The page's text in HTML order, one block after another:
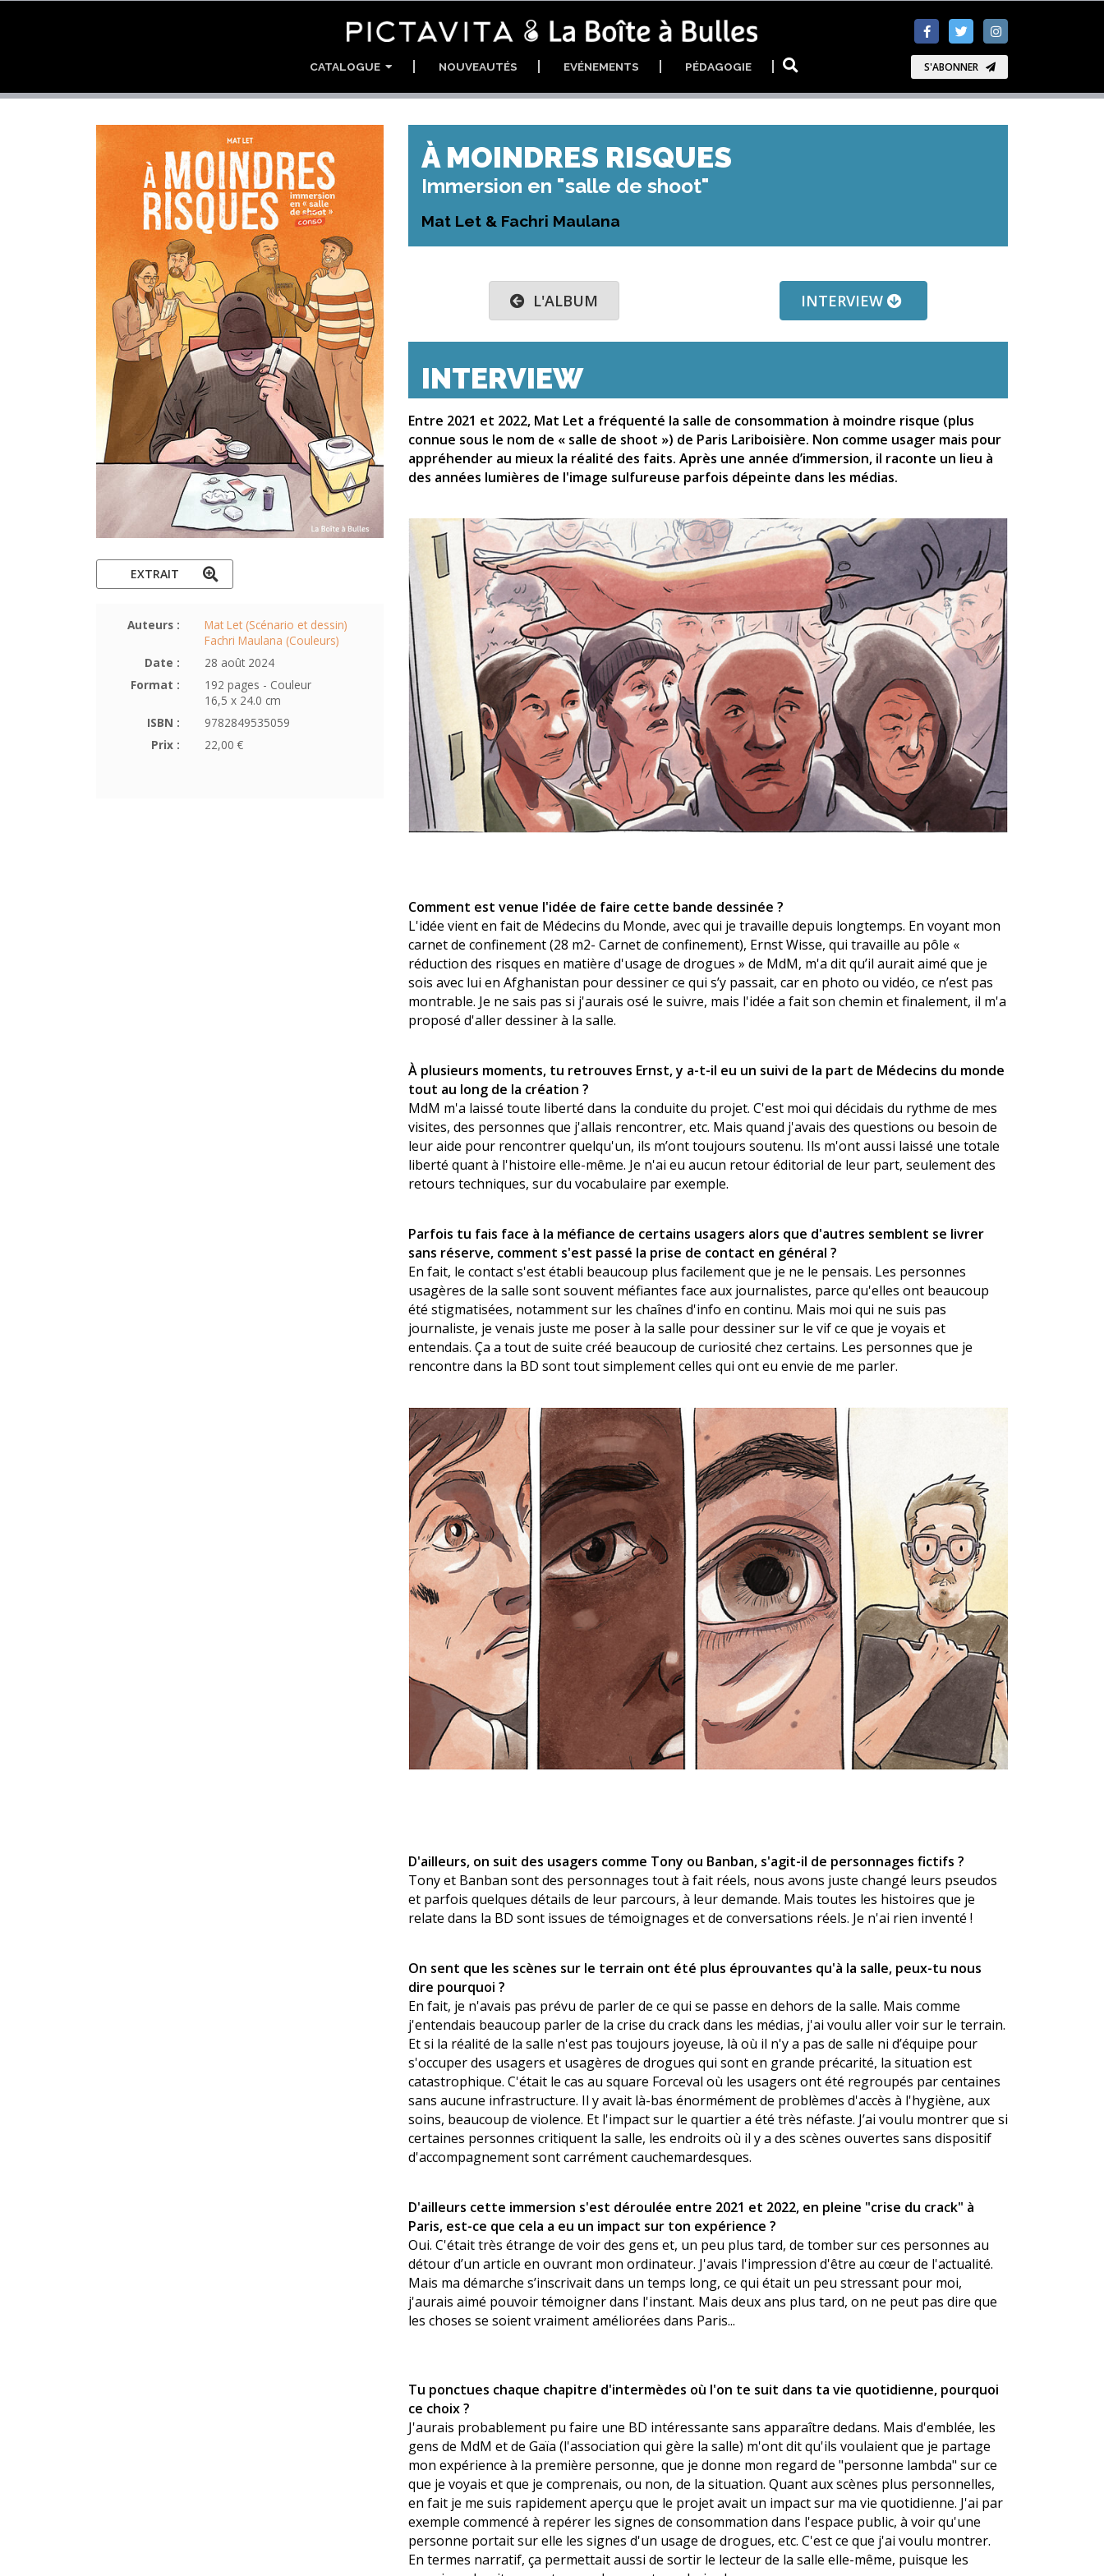
S'ABONNER
CATALOGUE NOUVEAUTÉS EVÉNEMENTS PÉDAGOGIE
EXTRAIT
Auteurs :
Mat Let (Scénario et dessin)
Fachri Maulana (Couleurs)
Date :
28 août 2024
Format :
192 pages - Couleur
16,5 x 24.0 cm
ISBN :
9782849535059
Prix :
22,00 €
À MOINDRES RISQUES
Immersion en "salle de shoot"
Mat Let & Fachri Maulana
L'ALBUM INTERVIEW
INTERVIEW
Entre 2021 et 2022, Mat Let a fréquenté la salle de consommation à moindre risque (plus
connue sous le nom de « salle de shoot ») de Paris Lariboisière. Non comme usager mais pour
appréhender au mieux la réalité des faits. Après une année d’immersion, il raconte un lieu à
des années lumières de l'image sulfureuse parfois dépeinte dans les médias.
Comment est venue l'idée de faire cette bande dessinée ?
L'idée vient en fait de Médecins du Monde, avec qui je travaille depuis longtemps. En voyant mon
carnet de confinement (28 m2- Carnet de confinement), Ernst Wisse, qui travaille au pôle «
réduction des risques en matière d'usage de drogues » de MdM, m'a dit qu’il aurait aimé que je
sois avec lui en Afghanistan pour dessiner ce qui s’y passait, car en photo ou vidéo, ce n’est pas
montrable. Je ne sais pas si j'aurais osé le suivre, mais l'idée a fait son chemin et finalement, il m'a
proposé d'aller dessiner à la salle.
À plusieurs moments, tu retrouves Ernst, y a-t-il eu un suivi de la part de Médecins du monde
tout au long de la création ?
MdM m'a laissé toute liberté dans la conduite du projet. C'est moi qui décidais du rythme de mes
visites, des personnes que j'allais rencontrer, etc. Mais quand j'avais des questions ou besoin de
leur aide pour rencontrer quelqu'un, ils m’ont toujours soutenu. Ils m'ont aussi laissé une totale
liberté quant à l'histoire elle-même. Je n'ai eu aucun retour éditorial de leur part, seulement des
retours techniques, sur du vocabulaire par exemple.
Parfois tu fais face à la méfiance de certains usagers alors que d'autres semblent se livrer
sans réserve, comment s'est passé la prise de contact en général ?
En fait, le contact s'est établi beaucoup plus facilement que je ne le pensais. Les personnes
usagères de la salle sont souvent méfiantes face aux journalistes, parce qu'elles ont beaucoup
été stigmatisées, notamment sur les chaînes d'info en continu. Mais moi qui ne suis pas
journaliste, je venais juste me poser à la salle pour dessiner sur le vif ce que je voyais et
entendais. Ça a tout de suite créé beaucoup de curiosité chez certains. Les personnes que je
rencontre dans la BD sont tout simplement celles qui ont eu envie de me parler.
D'ailleurs, on suit des usagers comme Tony ou Banban, s'agit-il de personnages fictifs ?
Tony et Banban sont des personnages tout à fait réels, nous avons juste changé leurs pseudos
et parfois quelques détails de leur parcours, à leur demande. Mais toutes les histoires que je
relate dans la BD sont issues de témoignages et de conversations réels. Je n'ai rien inventé !
On sent que les scènes sur le terrain ont été plus éprouvantes qu'à la salle, peux-tu nous
dire pourquoi ?
En fait, je n'avais pas prévu de parler de ce qui se passe en dehors de la salle. Mais comme
j'entendais beaucoup parler de la crise du crack dans les médias, j'ai voulu aller voir sur le terrain.
Et si la réalité de la salle n'est pas toujours joyeuse, là où il n'y a pas de salle ni d’équipe pour
s'occuper des usagers et usagères de drogues qui sont en grande précarité, la situation est
catastrophique. C'était le cas au square Forceval où les usagers ont été regroupés par centaines
sans aucune infrastructure. Il y avait là-bas énormément de problèmes d'accès à l'hygiène, aux
soins, beaucoup de violence. Et l'impact sur le quartier a été très néfaste. J’ai voulu montrer que si
certaines personnes critiquent la salle, les endroits où il y a des scènes ouvertes sans dispositif
d'accompagnement sont carrément cauchemardesques.
D'ailleurs cette immersion s'est déroulée entre 2021 et 2022, en pleine "crise du crack" à
Paris, est-ce que cela a eu un impact sur ton expérience ?
Oui. C'était très étrange de voir des gens et, un peu plus tard, de tomber sur ces personnes au
détour d’un article en ouvrant mon ordinateur. J'avais l'impression d'être au cœur de l'actualité.
Mais ma démarche s’inscrivait dans un temps long, ce qui était un peu stressant pour moi,
j'aurais aimé pouvoir témoigner dans l'instant. Mais deux ans plus tard, on ne peut pas dire que
les choses se soient vraiment améliorées dans Paris...
Tu ponctues chaque chapitre d'intermèdes où l'on te suit dans ta vie quotidienne, pourquoi
ce choix ?
J'aurais probablement pu faire une BD intéressante sans apparaître dedans. Mais d'emblée, les
gens de MdM et de Gaïa (l'association qui gère la salle) m'ont dit qu'ils voulaient que je partage
mon expérience à la première personne, que je donne mon regard de "personne lambda" sur ce
que je voyais et que je comprenais, ou non, de la situation. Quant aux scènes plus personnelles,
en fait je me suis rapidement aperçu que le projet avait un impact sur ma vie quotidienne. J'ai par
exemple commencé à repérer les signes de consommation dans l'espace public, à voir qu'une
personne portait sur elle les signes d'un usage de drogues, etc. C'est ce que j'ai voulu montrer.
En termes narratif, ça permettait aussi de sortir le lecteur de la salle elle-même, puisque les